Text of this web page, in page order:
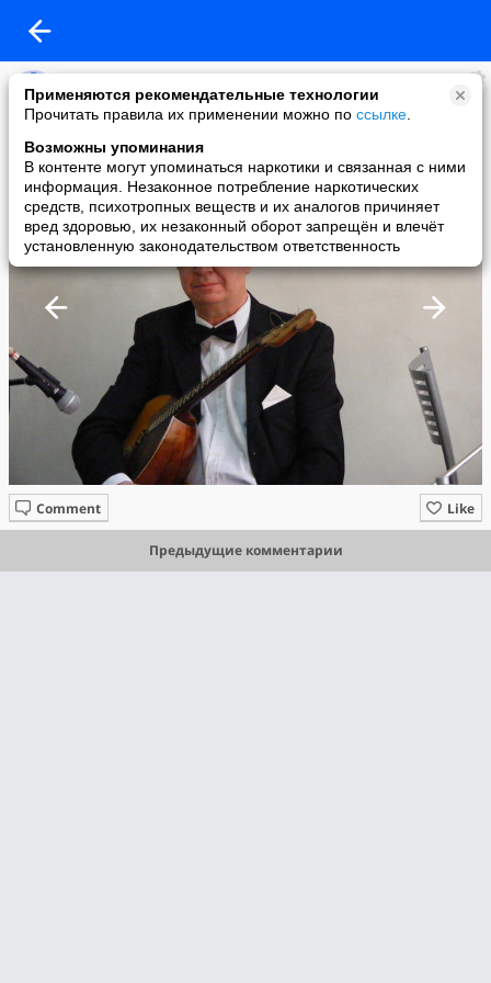
Применяются рекомендательные технологии
Прочитать правила их применении можно по ссылке
Возможны упоминания
В контенте могут упоминаться наркотики и связанная с ними
информация. Незаконное потребление наркотических
средств, психотропных веществ и их аналогов причиняет
вред здоровью, их незаконный оборот запрещён и влечёт
установленную законодательством ответственность
Комитет по культуре
added a photo
04 Jul в 17:53
Like
Comment
Предыдущие комментарии